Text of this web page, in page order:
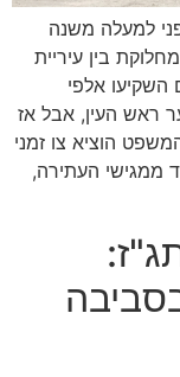
למעלה משנה
בין עיריית
השקיעו אלפי
ראש העין, אבל אז
הוציא צו זמני
ממגישי העתירה,